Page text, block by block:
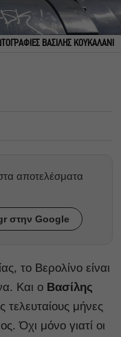
ΒΑΣΙΛΗΣ ΚΟΥΚΑΛΑΝΙ
αποτελέσματα
στην Google
το Βερολίνο είναι
Και ο Βασίλης
τελευταίους μήνες
Όχι μόνο γιατί οι